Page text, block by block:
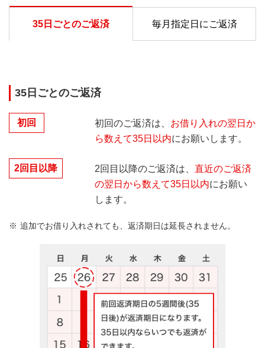
資金種類を選択
ATMの機種によって本画面が表示されない場合がありま
STEP.2 返済額をお振り込み
バンクイックアプリ・会員ページなら、他行口座から
のご返済も振込手数料無料
返済額の入金が15時以降の場合は、翌平日窓口営業日扱い
となる可能性がありますのでご注意ください。
会員ページよりPay-easyを利用してお手続きすることで、
振込手数料が無料となります。それ以外の場合、振込手数
料や入金日はお手続きをされた金融機関にご確認くださ
間・ご利用機関により、所定の手数料がかかります。
らず、臨時返済扱いとなります。
この場合、返済期日までに再度ご返済が必要です。
三菱ＵＦＪダイレクトについて、くわしくはこちら
当行の普通預金口座をお持ちでない方はスマートフォ
35日ごとのご返済 毎月指定日にご返済
35日ごとのご返済
初回 初回のご返済は、 お借り入れの翌日か
ら数えて35日以内にお願いします。
2回目以降 2回目以降のご返済は、直近のご返済
の翌日から数えて35日以内にお願い
します。
追加でお借り入れされても、返済期日は延長されません。